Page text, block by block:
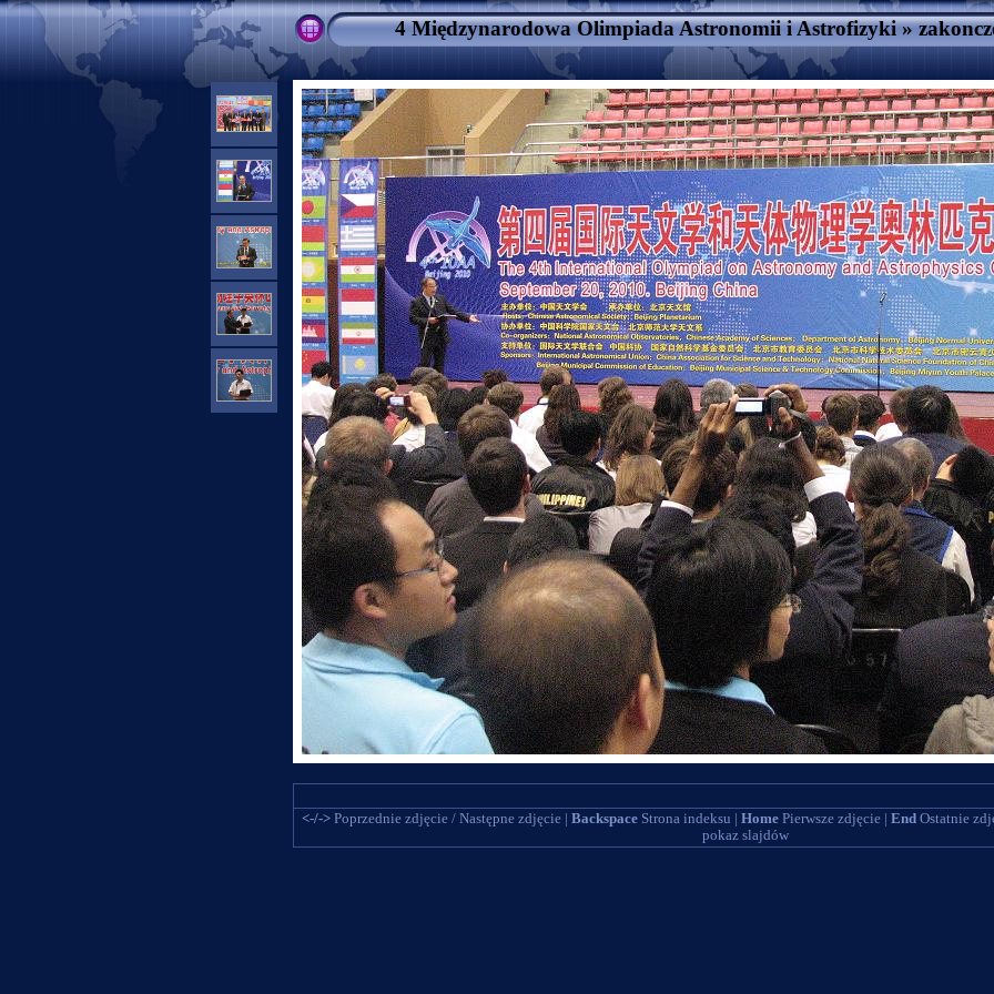
4 Międzynarodowa Olimpiada Astronomii i Astrofizyki»
<-/->Poprzednie zdjęcie / Następne zdjęcie | BackspaceStrona indeksu | HomePierwsze zdjęcie | EndOstatnie
pokaz slajdów